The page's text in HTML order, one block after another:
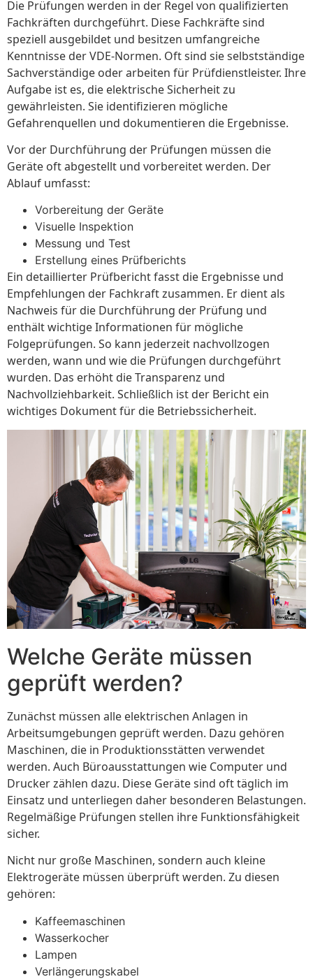
Die Prüfungen werden in der Regel von qualifizierten
Fachkräften durchgeführt. Diese Fachkräfte sind
speziell ausgebildet und besitzen umfangreiche
Kenntnisse der VDE-Normen. Oft sind sie selbstständige
Sachverständige oder arbeiten für Prüfdienstleister. Ihre
Aufgabe ist es, die elektrische Sicherheit zu
gewährleisten. Sie identifizieren mögliche
Gefahrenquellen und dokumentieren die Ergebnisse.
Vor der Durchführung der Prüfungen müssen die
Geräte oft abgestellt und vorbereitet werden. Der
Ablauf umfasst:
Vorbereitung der Geräte
Visuelle Inspektion
Messung und Test
Erstellung eines Prüfberichts
Ein detaillierter Prüfbericht fasst die Ergebnisse und
Empfehlungen der Fachkraft zusammen. Er dient als
Nachweis für die Durchführung der Prüfung und
enthält wichtige Informationen für mögliche
Folgeprüfungen. So kann jederzeit nachvollzogen
werden, wann und wie die Prüfungen durchgeführt
wurden. Das erhöht die Transparenz und
Nachvollziehbarkeit. Schließlich ist der Bericht ein
wichtiges Dokument für die Betriebssicherheit.
Welche Geräte müssen
geprüft werden?
Zunächst müssen alle elektrischen Anlagen in
Arbeitsumgebungen geprüft werden. Dazu gehören
Maschinen, die in Produktionsstätten verwendet
werden. Auch Büroausstattungen wie Computer und
Drucker zählen dazu. Diese Geräte sind oft täglich im
Einsatz und unterliegen daher besonderen Belastungen.
Regelmäßige Prüfungen stellen ihre Funktionsfähigkeit
sicher.
Nicht nur große Maschinen, sondern auch kleine
Elektrogeräte müssen überprüft werden. Zu diesen
gehören:
Kaffeemaschinen
Wasserkocher
Lampen
Verlängerungskabel